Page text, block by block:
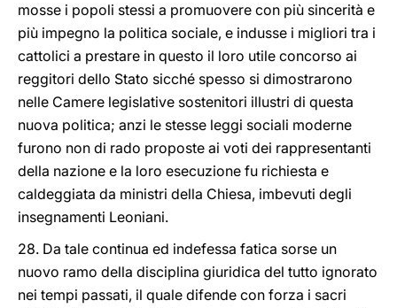
mosse i popoli stessi a promuovere con più sincerità e
più impegno la politica sociale, e indusse i migliori tra i
cattolici a prestare in questo il loro utile concorso ai
reggitori dello Stato sicché spesso si dimostrarono
nelle Camere legislative sostenitori illustri di questa
nuova politica; anzi le stesse leggi sociali moderne
furono non di rado proposte ai voti dei rappresentanti
della nazione e la loro esecuzione fu richiesta e
caldeggiata da ministri della Chiesa, imbevuti degli
insegnamenti Leoniani.
28. Da tale continua ed indefessa fatica sorse un
nuovo ramo della disciplina giuridica del tutto ignorato
nei tempi passati, il quale difende con forza i sacri